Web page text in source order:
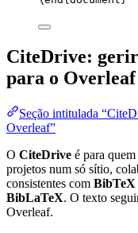
CiteDrive:
para o Overleaf
Seção intitulada
Overleaf”
O CiteDrive é para quem
projetos num só sítio,
consistentes com BibTeX
BibLaTeX. O texto
Overleaf.